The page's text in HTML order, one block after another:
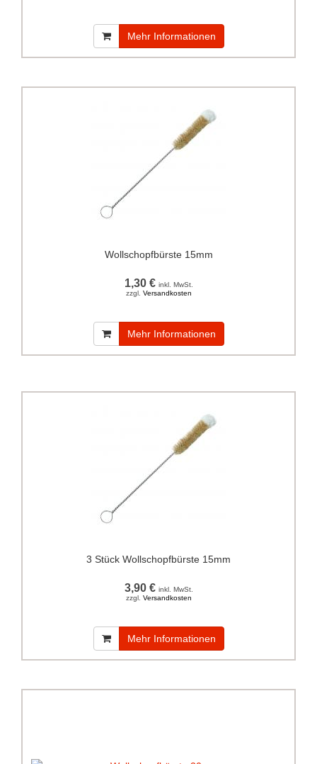
Mehr Informationen
Wollschopfbürste 15mm
1,30 € inkl. MwSt.
zzgl. Versandkosten
Mehr Informationen
3 Stück Wollschopfbürste 15mm
3,90 € inkl. MwSt.
zzgl. Versandkosten
Mehr Informationen